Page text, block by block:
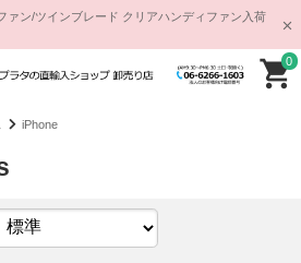
ァン/ツインブレード クリアハンディファン入荷
0
iPhone